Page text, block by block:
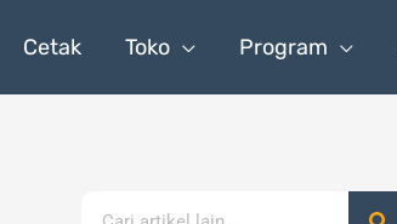
Cetak Toko Program